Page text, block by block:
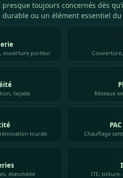
toujours concernés dès
durable ou un élément essentiel
ouverture porteur
façade Réseaux
lourde Chauffage
étanchéité ITE,